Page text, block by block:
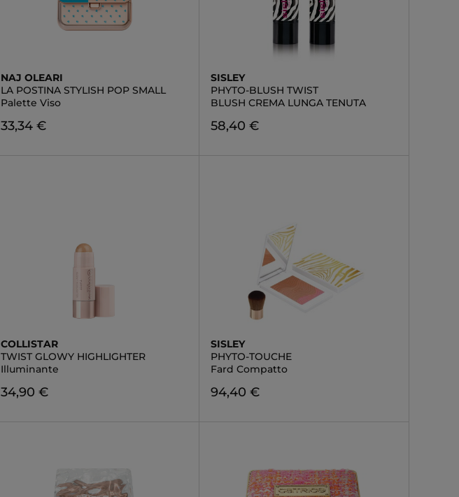
NAJ OLEARI
LA POSTINA STYLISH POP SMALL
Palette Viso
33,34 €
SISLEY
PHYTO-BLUSH TWIST
BLUSH CREMA LUNGA TENUTA
58,40 €
COLLISTAR
TWIST GLOWY HIGHLIGHTER
Illuminante
34,90 €
SISLEY
PHYTO-TOUCHE
Fard Compatto
94,40 €